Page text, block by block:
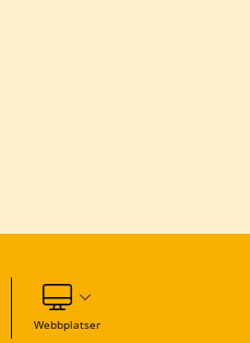
WebbplatserVisa våra andra webbplatser